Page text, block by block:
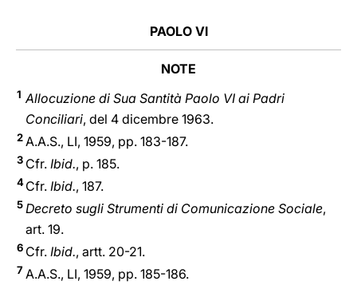
PAOLO VI
NOTE
1 Allocuzione di Sua Santità Paolo VI ai Padri
Conciliari, del 4 dicembre 1963.
2A.A.S., LI, 1959, pp. 183-187.
3 Cfr. Ibid., p. 185.
4Cfr. Ibid., 187.
5Decreto sugli Strumenti di Comunicazione Sociale,
art. 19.
6 Cfr. Ibid., artt. 20-21.
7 A.A.S., LI, 1959, pp. 185-186.